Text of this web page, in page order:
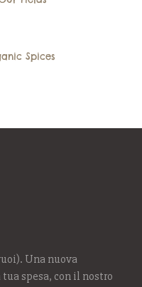
Spices
Una nuova
spesa, con il nostro